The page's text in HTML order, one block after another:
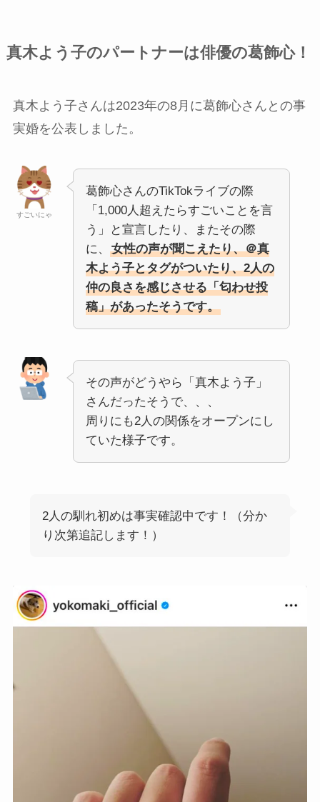
真木よう子のパートナーは俳優の葛飾心！
真木よう子さんは2023年の8月に葛飾心さんとの事
実婚を公表しました。
すごいにゃ
葛飾心さんのTikTokライブの際
「1,000人超えたらすごいことを言
う」と宣言したり、またその際
に、
女性の声が聞こえたり、＠真
木よう子とタグがついたり、2人の
仲の良さを感じさせる「匂わせ投
稿」があったそうです。
その声がどうやら「真木よう子」
さんだったそうで、、、
周りにも2人の関係をオープンにし
ていた様子です。
2人の馴れ初めは事実確認中です！（分か
り次第追記します！）